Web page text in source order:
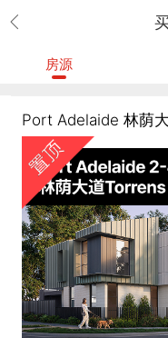
房源
Port Adelaide 林荫